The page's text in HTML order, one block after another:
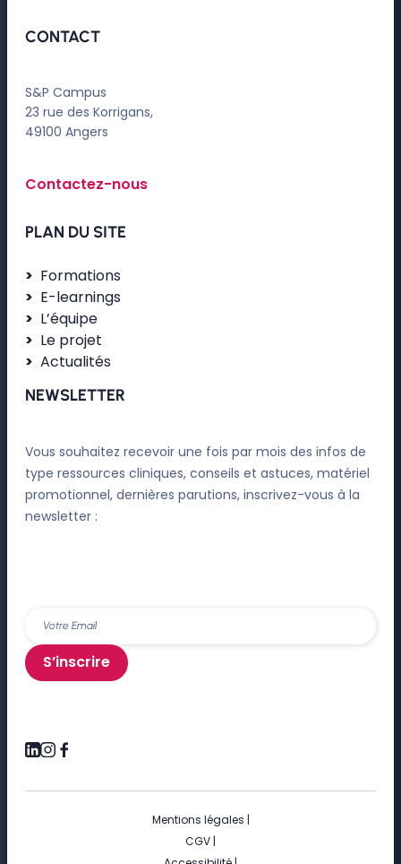
CONTACT
S&P Campus
23 rue des Korrigans,
49100 Angers
Contactez-nous
PLAN DU SITE
Formations
E-learnings
L’équipe
Le projet
Actualités
NEWSLETTER
Vous souhaitez recevoir une fois par mois des infos de
type ressources cliniques, conseils et astuces, matériel
promotionnel, dernières parutions, inscrivez-vous à la
newsletter :
S’inscrire
Mentions légales |
CGV |